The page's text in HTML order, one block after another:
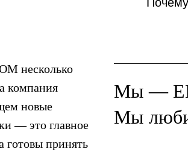
Мы —
Мы
несколько
компания
новые
— это главное
готовы принять